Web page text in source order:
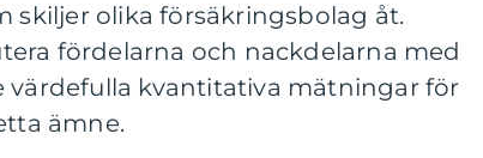
skiljer olika försäkringsbolag åt.
fördelarna och nackdelarna med
värdefulla kvantitativa mätningar för
ämne.